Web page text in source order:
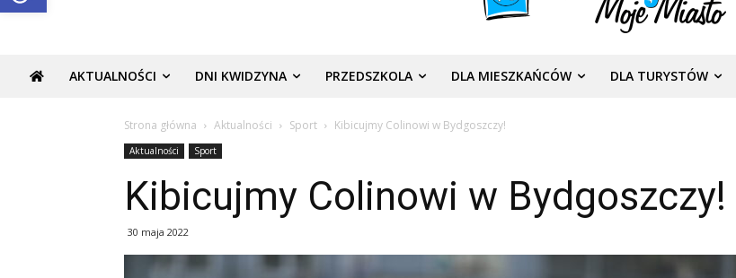
AKTUALNOŚCI DNI KWIDZYNA PRZEDSZKOLA DLA MIESZKAŃCÓW DLA TURYSTÓW
Strona główna Aktualności Sport Kibicujmy Colinowi w Bydgoszczy!
Aktualności Sport
Kibicujmy Colinowi w Bydgoszczy!
30 maja 2022